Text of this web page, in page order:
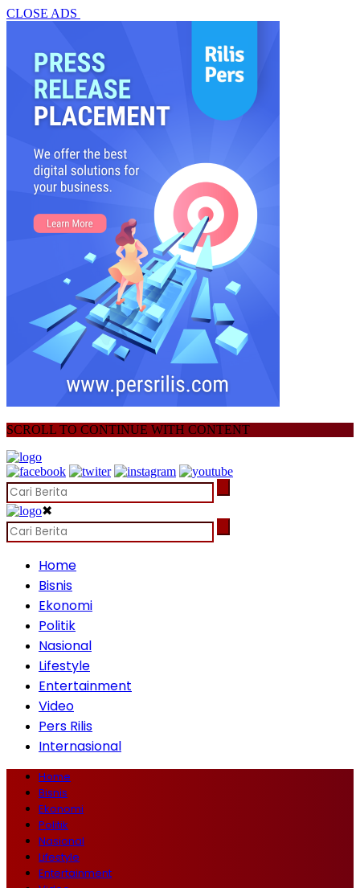
CLOSE ADS
SCROLL TO CONTINUE WITH CONTENT
✖
Home
Bisnis
Ekonomi
Politik
Nasional
Lifestyle
Entertainment
Video
Pers Rilis
Internasional
Home
Bisnis
Ekonomi
Politik
Nasional
Lifestyle
Entertainment